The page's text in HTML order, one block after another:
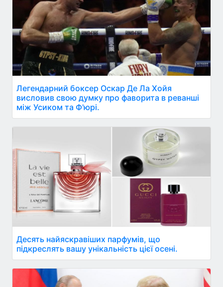
Легендарний боксер Оскар Де Ла Хойя
висловив свою думку про фаворита в реванші
між Усиком та Ф'юрі.
Десять найяскравіших парфумів, що
підкреслять вашу унікальність цієї осені.